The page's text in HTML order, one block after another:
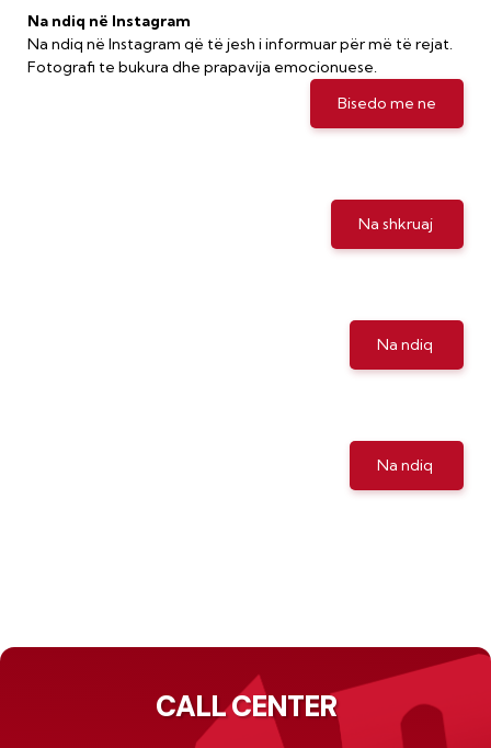
Na ndiq në Instagram
Na ndiq në Instagram që të jesh i informuar për më të rejat.
Fotografi te bukura dhe prapavija emocionuese.
Bisedo me ne
Na shkruaj
Na ndiq
Na ndiq
CALL CENTER